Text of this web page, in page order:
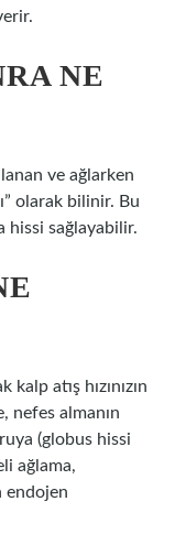
NE
ve ağlarken
olarak bilinir. Bu
hissi sağlayabilir.
atış hızınızın
nefes almanın
(globus hissi
ağlama,
endojen